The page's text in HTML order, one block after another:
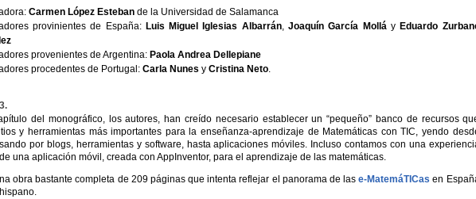
Carmen López Estebande la Universidad de Salamanca
provinientes de España: Luis Miguel Iglesias Albarrán,Joaquín García Molláy Eduardo
provenientes de Argentina: Paola Andrea Dellepiane
procedentes de Portugal: Carla Nunes y Cristina Neto.
del monográfico, los autores, han creído necesario establecer un “pequeño” banco de recursos
y herramientas más importantes para la enseñanza-aprendizaje de Matemáticas con TIC, yendo
por blogs, herramientas y software, hasta aplicaciones móviles. Incluso contamos con una
una aplicación móvil, creada con AppInventor, para el aprendizaje de las matemáticas.
obra bastante completa de 209 páginas que intenta reflejar el panorama de lase-MatemáTICas en